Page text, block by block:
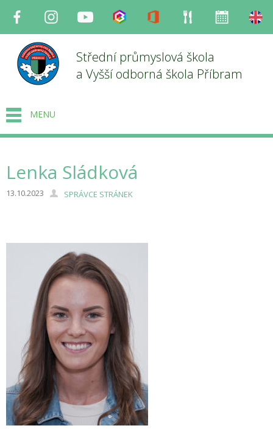
Facebook InstagramYoutube Bakaláři Office Strava
Střední průmyslová škola
a Vyšší odborná škola Příbram
MENU
Lenka Sládková
13.10.2023 SPRÁVCE STRÁNEK